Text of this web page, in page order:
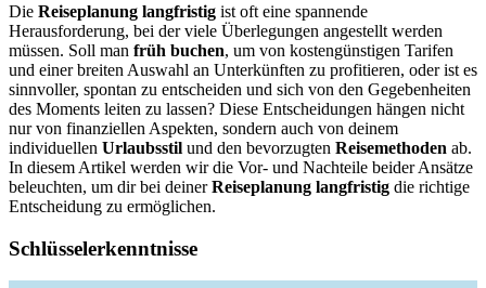
Die Reiseplanung langfristig ist oft eine spannende
Herausforderung, bei der viele Überlegungen angestellt werden
müssen. Soll man früh buchen, um von kostengünstigen Tarifen
und einer breiten Auswahl an Unterkünften zu profitieren, oder ist es
sinnvoller, spontan zu entscheiden und sich von den Gegebenheiten
des Moments leiten zu lassen? Diese Entscheidungen hängen nicht
nur von finanziellen Aspekten, sondern auch von deinem
individuellen Urlaubsstil und den bevorzugten Reisemethoden ab.
In diesem Artikel werden wir die Vor- und Nachteile beider Ansätze
beleuchten, um dir bei deinerReiseplanung langfristig die richtige
Entscheidung zu ermöglichen.
Schlüsselerkenntnisse